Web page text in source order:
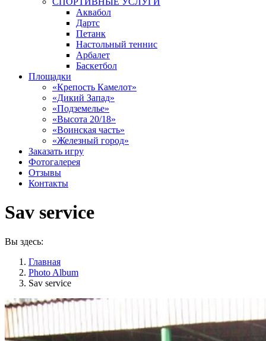
Аквабол
Дартс
Петанк
Настольный теннис
Арбалет
Баскетбол
Площадки
«Крепость Камелот»
«Дикий Запад»
«Подземелье»
«Высота 20/18»
«Воинская часть»
«Железный город»
Заказать игру
Фотогалерея
Отзывы
Контакты
Sav service
Вы здесь:
Главная
Photo Album
Sav service